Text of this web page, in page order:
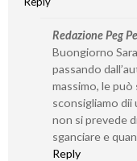
Redazione Peg
Buongiorno
passando
massimo, le può
sconsigliamo
non si prevede
sganciare e
Reply